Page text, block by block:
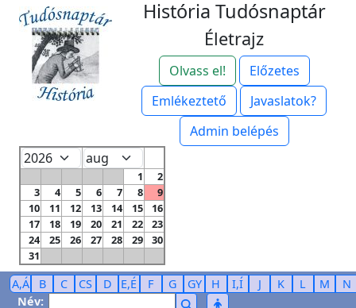
História Tudósnaptár
Életrajz
Olvass el!
Előzetes
Emlékeztető
Javaslatok?
Admin belépés
1
2
3
4 5 6 7 8
9
10
11 12 13 14 15
16
17
18 19 20 21 22
23
24
25 26 27 28 29
30
31
A,Á B C CS D E,É F G GY H I,Í J K L M
N
Név: